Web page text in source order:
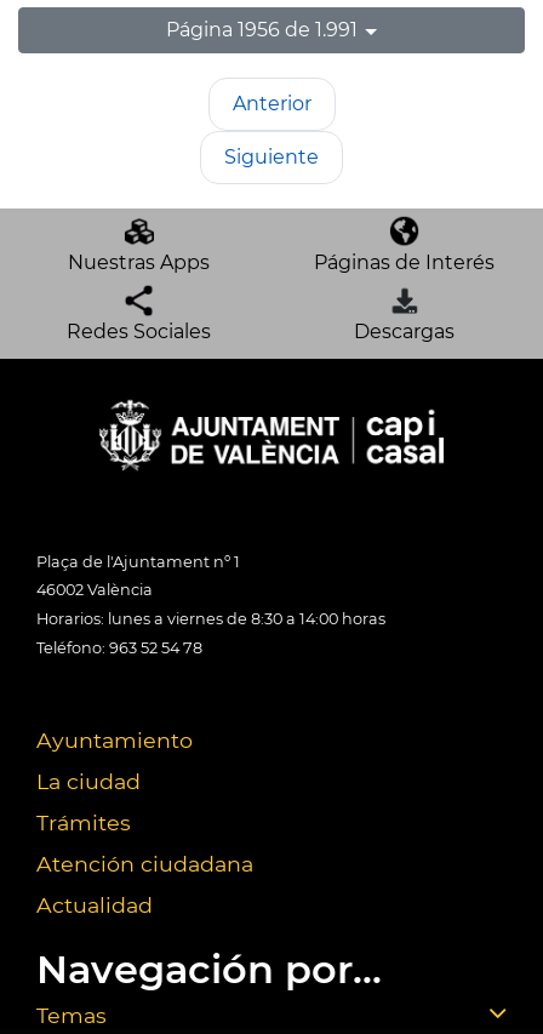
Página 1956 de 1.991
Anterior
Siguiente
Nuestras Apps Páginas de Interés
Redes Sociales Descargas
Plaça de l'Ajuntament nº 1
46002 València
Horarios: lunes a viernes de 8:30 a 14:00 horas
Teléfono: 963 52 54 78
Ayuntamiento
La ciudad
Trámites
Atención ciudadana
Actualidad
Navegación por...
Temas